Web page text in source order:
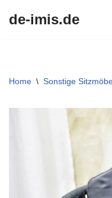
de-imis.de
Home \ Sonstige